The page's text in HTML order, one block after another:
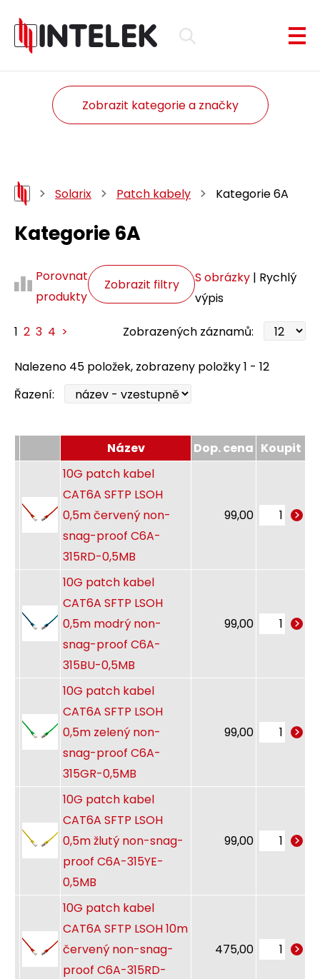
Zobrazit kategorie a značky
Solarix Patch kabely Kategorie 6A
Kategorie 6A
Porovnat
produkty
Zobrazit filtry S obrázky | Rychlý
výpis
1 2 3 4 > Zobrazených záznamů:
Nalezeno 45 položek, zobrazeny položky 1 - 12
Řazení:
Název Dop. cena Koupit
10G patch kabel
CAT6A SFTP LSOH
0,5m červený non-
snag-proof C6A-
315RD-0,5MB
99,00
10G patch kabel
CAT6A SFTP LSOH
0,5m modrý non-
snag-proof C6A-
315BU-0,5MB
99,00
10G patch kabel
CAT6A SFTP LSOH
0,5m zelený non-
snag-proof C6A-
315GR-0,5MB
99,00
10G patch kabel
CAT6A SFTP LSOH
0,5m žlutý non-snag-
proof C6A-315YE-
0,5MB
99,00
10G patch kabel
CAT6A SFTP LSOH 10m
červený non-snag-
proof C6A-315RD-
475,00